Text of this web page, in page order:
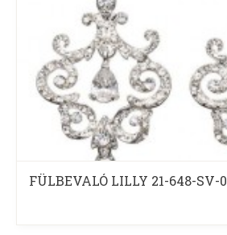
FÜLBEVALÓ LILLY 21-648-SV-0